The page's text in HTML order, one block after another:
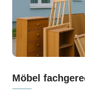
Möbel